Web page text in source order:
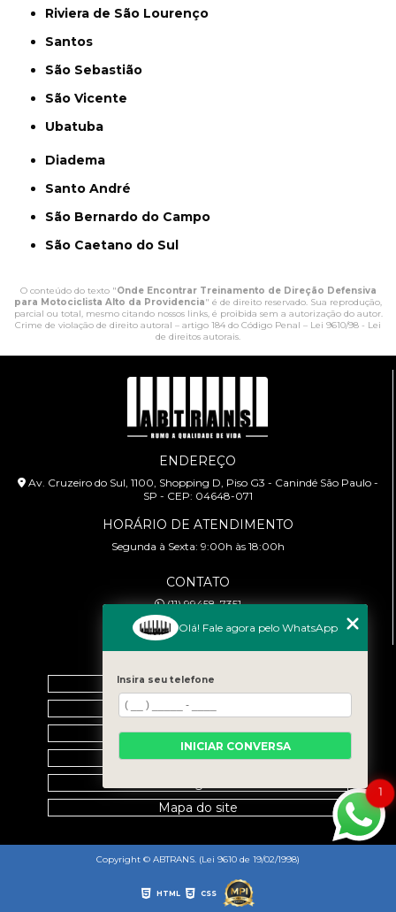
Riviera de São Lourenço
Santos
São Sebastião
São Vicente
Ubatuba
Diadema
Santo André
São Bernardo do Campo
São Caetano do Sul
O conteúdo do texto "Onde Encontrar Treinamento de Direção Defensiva
para Motociclista Alto da Providencia" é de direito reservado. Sua reprodução,
parcial ou total, mesmo citando nossos links, é proibida sem a autorização do autor.
Crime de violação de direito autoral – artigo 184 do Código Penal – Lei 9610/98 - Lei
de direitos autorais.
ENDEREÇO
Av. Cruzeiro do Sul, 1100, Shopping D, Piso G3 - Canindé São Paulo -
SP - CEP: 04648-071
HORÁRIO DE ATENDIMENTO
Segunda à Sexta: 9:00h às 18:00h
CONTATO
(11) 99458-7351
cursoabtrans@gmail.com
Home
Empresa
Galeria
Contato
Mapa do site
Copyright © ABTRANS. (Lei 9610 de 19/02/1998)
HTML CSS
1
Olá! Fale agora pelo WhatsApp
Insira seu telefone
INICIAR CONVERSA